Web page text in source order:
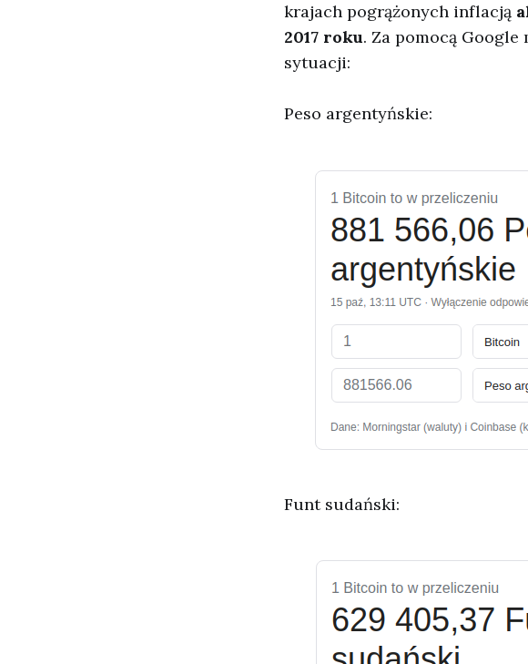
krajach pogrążonych inflacją
2017 roku. Za pomocą
sytuacji:
Peso argentyńskie:
Funt sudański: